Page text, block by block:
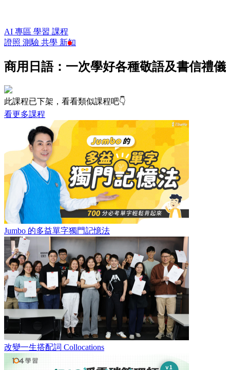
AI 專區 學習 課程
證照 測驗 共學 新知
商用日語：一次學好各種敬語及書信禮儀
此課程已下架，看看類似課程吧👇
看更多課程
Jumbo 的多益單字獨門記憶法
改變一生搭配詞 Collocations